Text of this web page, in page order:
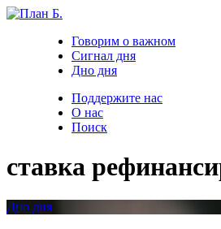
Говорим о важном
Сигнал дня
Дно дня
Поддержите нас
О нас
Поиск
ставка
Дно дня